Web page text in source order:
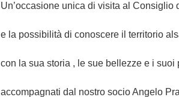
Un’occasione unica di visita al Consiglio
e la possibilità di conoscere il territorio
con la sua storia , le sue bellezze e i suoi
accompagnati dal nostro socio Angelo